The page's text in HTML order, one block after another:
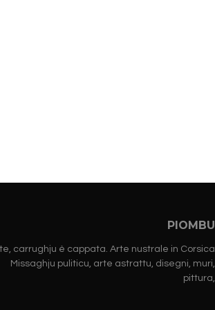
PIOMBU
carrughju è cappata. Arte nustrale in Corsica
Missaghju puliticu, arte astrattu, disegni, muri,
pittura,